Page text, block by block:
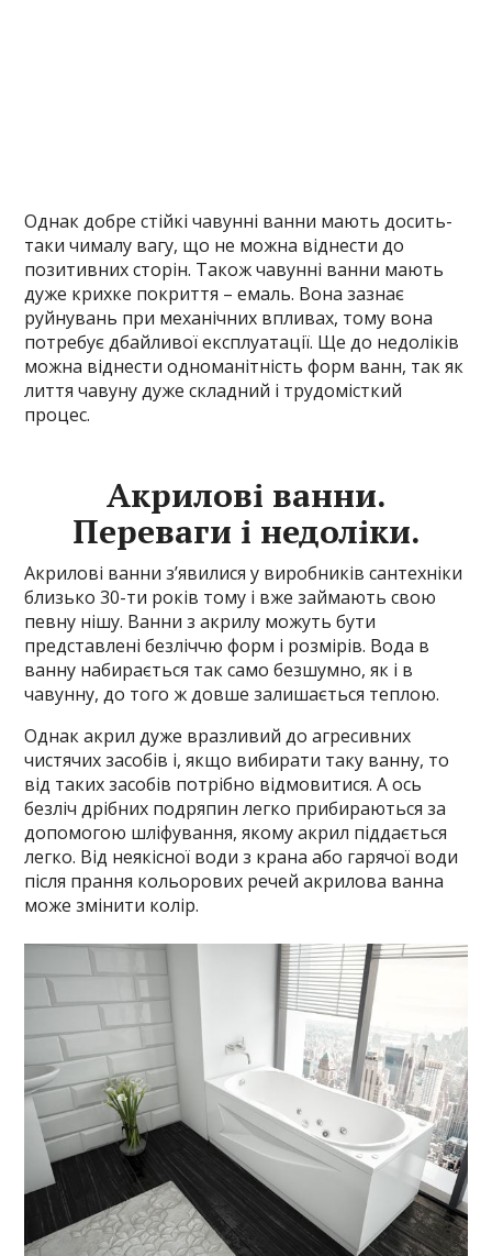
Однак добре стійкі чавунні ванни мають досить-
таки чималу вагу, що не можна віднести до
позитивних сторін. Також чавунні ванни мають
дуже крихке покриття – емаль. Вона зазнає
руйнувань при механічних впливах, тому вона
потребує дбайливої експлуатації. Ще до недоліків
можна віднести одноманітність форм ванн, так як
лиття чавуну дуже складний і трудомісткий
процес.
Акрилові ванни.
Переваги і недоліки.
Акрилові ванни з’явилися у виробників сантехніки
близько 30-ти років тому і вже займають свою
певну нішу. Ванни з акрилу можуть бути
представлені безліччю форм і розмірів. Вода в
ванну набирається так само безшумно, як і в
чавунну, до того ж довше залишається теплою.
Однак акрил дуже вразливий до агресивних
чистячих засобів і, якщо вибирати таку ванну, то
від таких засобів потрібно відмовитися. А ось
безліч дрібних подряпин легко прибираються за
допомогою шліфування, якому акрил піддається
легко. Від неякісної води з крана або гарячої води
після прання кольорових речей акрилова ванна
може змінити колір.